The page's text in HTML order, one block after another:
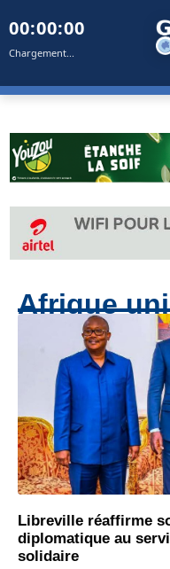
00:00:00
Chargement...
Afrique
Libreville réaffirme
diplomatique au
solidaire